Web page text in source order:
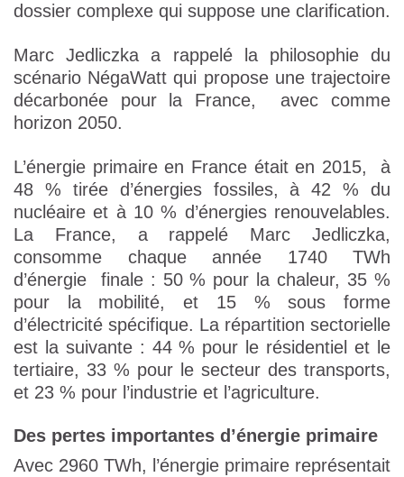
dossier complexe qui suppose une clarification.
Marc Jedliczka a rappelé la philosophie du
scénario NégaWatt qui propose une trajectoire
décarbonée pour la France, avec comme
horizon 2050.
L’énergie primaire en France était en 2015, à
48 % tirée d’énergies fossiles, à 42 % du
nucléaire et à 10 % d’énergies renouvelables.
La France, a rappelé Marc Jedliczka,
consomme chaque année 1740 TWh
d’énergie finale : 50 % pour la chaleur, 35 %
pour la mobilité, et 15 % sous forme
d’électricité spécifique. La répartition sectorielle
est la suivante : 44 % pour le résidentiel et le
tertiaire, 33 % pour le secteur des transports,
et 23 % pour l’industrie et l’agriculture.
Des pertes importantes d’énergie primaire
Avec 2960 TWh, l’énergie primaire représentait